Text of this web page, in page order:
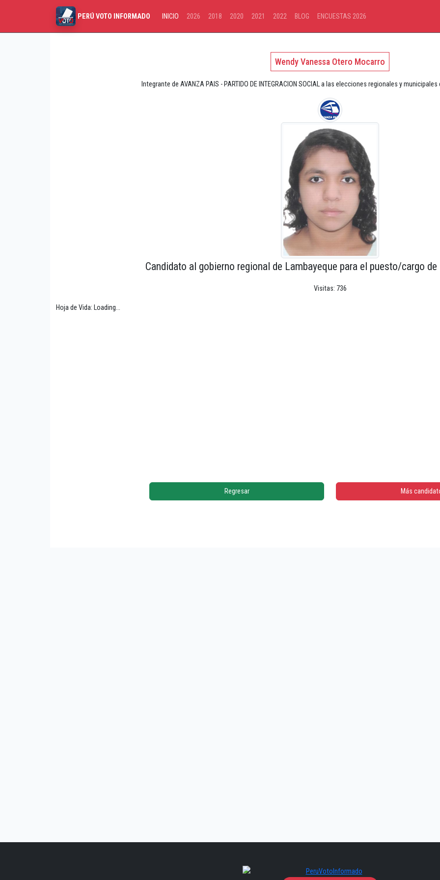
PERÚ VOTO INFORMADO INICIO 2026 2018 2020 2021 2022 BLOG ENCUESTAS 2026
Wendy Vanessa Otero Mocarro
Integrante de AVANZA PAIS - PARTIDO DE INTEGRACION SOCIAL a las elecciones regionales y
Candidato al gobierno regional de Lambayeque para el puesto/cargo
Visitas: 736
Hoja de Vida: Loading...
Regresar Más